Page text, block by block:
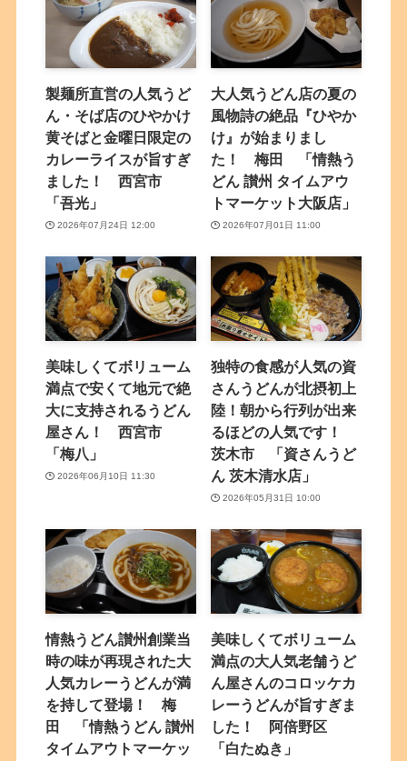
製麺所直営の人気うど
ん・そば店のひやかけ
黄そばと金曜日限定の
カレーライスが旨すぎ
ました！ 西宮市
「吾光」
2026年07月24日 12:00
大人気うどん店の夏の
風物詩の絶品『ひやか
け』が始まりまし
た！ 梅田 「情熱う
どん 讃州 タイムアウ
トマーケット大阪店」
2026年07月01日 11:00
美味しくてボリューム
満点で安くて地元で絶
大に支持されるうどん
屋さん！ 西宮市
「梅八」
2026年06月10日 11:30
独特の食感が人気の資
さんうどんが北摂初上
陸！朝から行列が出来
るほどの人気です！
茨木市 「資さんうど
ん 茨木清水店」
2026年05月31日 10:00
情熱うどん讃州創業当
時の味が再現された大
人気カレーうどんが満
を持して登場！ 梅
田 「情熱うどん 讃州
タイムアウトマーケッ
美味しくてボリューム
満点の大人気老舗うど
ん屋さんのコロッケカ
レーうどんが旨すぎま
した！ 阿倍野区
「白たぬき」